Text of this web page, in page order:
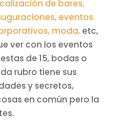
de bares,
eventos
moda,etc,
ver con los eventos
de 15, bodas o
rubro tiene sus
y secretos,
en común pero la